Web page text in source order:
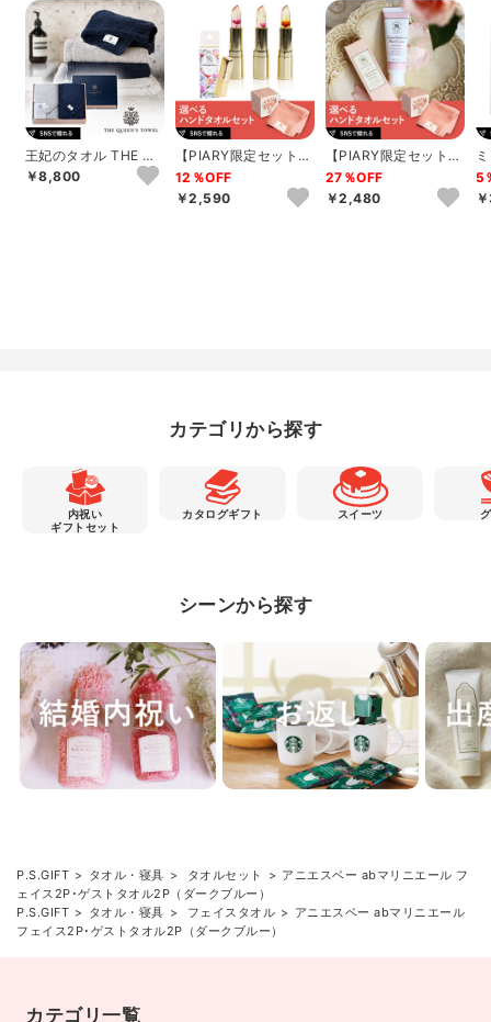
王妃のタオル THE QU
EEN’S TOWEL バス
タ...
￥8,800
【PIARY限定セット】
選べるTHE QUEEN’S
T...
12％OFF
￥2,590
【PIARY限定セット】
選べるTHE QUEEN’S
T...
27％OFF
￥2,480
5
カテゴリから探す
内祝い
ギフトセット
カタログギフト スイーツ
シーンから探す
P.S.GIFT タオル・寝具 タオルセット
アニエスベー abマリニエール フ
ェイス2P･ゲストタオル2P（ダークブルー）
P.S.GIFT
タオル・寝具 フェイスタオル
アニエスベー abマリニエール
フェイス2P･ゲストタオル2P（ダークブルー）
カテゴリ一覧